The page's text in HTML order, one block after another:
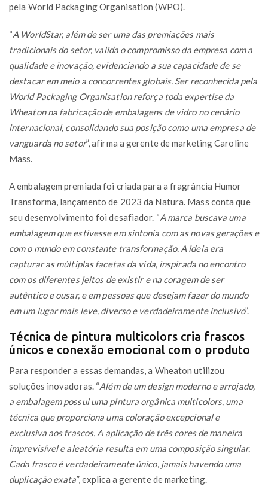
pela World Packaging Organisation (WPO).
“A WorldStar, além de ser uma das premiações mais
tradicionais do setor, valida o compromisso da empresa com a
qualidade e inovação, evidenciando a sua capacidade de se
destacar em meio a concorrentes globais. Ser reconhecida pela
World Packaging Organisation reforça toda expertise da
Wheaton na fabricação de embalagens de vidro no cenário
internacional, consolidando sua posição como uma empresa de
vanguarda no setor”, afirma a gerente de marketing Caroline
Mass.
A embalagem premiada foi criada para a fragrância Humor
Transforma, lançamento de 2023 da Natura. Mass conta que
seu desenvolvimento foi desafiador. “A marca buscava uma
embalagem que estivesse em sintonia com as novas gerações e
com o mundo em constante transformação. A ideia era
capturar as múltiplas facetas da vida, inspirada no encontro
com os diferentes jeitos de existir e na coragem de ser
autêntico e ousar, e em pessoas que desejam fazer do mundo
em um lugar mais leve, diverso e verdadeiramente inclusivo”.
Técnica de pintura multicolors cria frascos
únicos e conexão emocional com o produto
Para responder a essas demandas, a Wheaton utilizou
soluções inovadoras. “Além de um design moderno e arrojado,
a embalagem possui uma pintura orgânica multicolors, uma
técnica que proporciona uma coloração excepcional e
exclusiva aos frascos. A aplicação de três cores de maneira
imprevisível e aleatória resulta em uma composição singular.
Cada frasco é verdadeiramente único, jamais havendo uma
duplicação exata”, explica a gerente de marketing.